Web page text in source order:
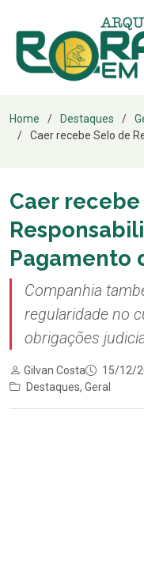
Home Destaques
Caer recebe Selo de
Caer
Pagamento
Companhia
regularidade no
obrigações
Gilvan Costa 15/12/
Destaques, Geral